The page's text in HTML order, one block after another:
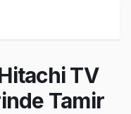
TV
Tamir